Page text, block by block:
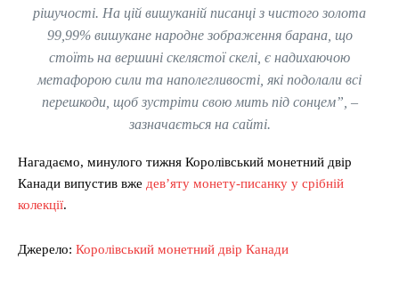
рішучості. На цій вишуканій писанці з чистого золота
99,99% вишукане народне зображення барана, що
стоїть на вершині скелястої скелі, є надихаючою
метафорою сили та наполегливості, які подолали всі
перешкоди, щоб зустріти свою мить під сонцем”, –
зазначається на сайті.
Нагадаємо, минулого тижня Королівський монетний двір
Канади випустив вже дев’яту монету-писанку у срібній
колекції.
Джерело: Королівський монетний двір Канади